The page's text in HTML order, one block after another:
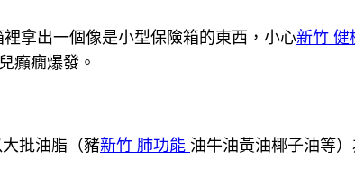
拿出一個像是小型保險箱的東西，小心新竹 健
癲癇爆發。
批油脂（豬新竹 肺功能 油牛油黃油椰子油等